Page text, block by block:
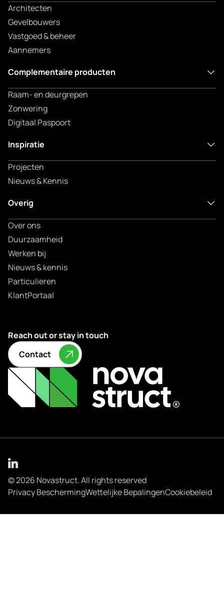
Architecten
Gevelbouwers
Vastgoed & beheer
Aannemers
Complementaire producten
Raam- en deurgrepen
Zonwering
Digitaal Paspoort
Inspiratie
Projecten
Nieuws & Kennis
Overig
Over ons
Duurzaamheid
Werken bij
Nieuws & kennis
Particulieren
KlantPortaal
Reach out or stay in touch
Contact
© 2026 Novastruct. All rights reserved
Privacy BeschermingWettelijke BepalingenCookiebeleid